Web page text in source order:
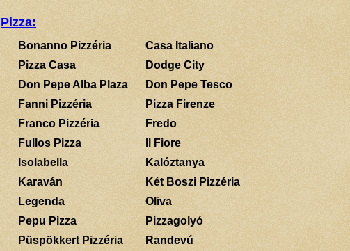
Pizza:
Bonanno Pizzéria
Casa Italiano
Pizza Casa
Dodge City
Don Pepe Alba Plaza
Don Pepe Tesco
Fanni Pizzéria
Pizza Firenze
Franco Pizzéria
Fredo
Fullos Pizza
Il Fiore
Isolabella
Kalóztanya
Karaván
Két Boszi Pizzéria
Legenda
Oliva
Pepu Pizza
Pizzagolyó
Püspökkert Pizzéria
Randevú